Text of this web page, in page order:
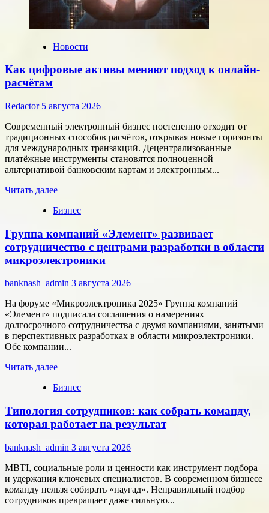
Новости
Как цифровые активы меняют подход к онлайн-
расчётам
Redactor 5 августа 2026
Современный электронный бизнес постепенно отходит от
традиционных способов расчётов, открывая новые горизонты
для международных транзакций. Децентрализованные
платёжные инструменты становятся полноценной
альтернативой банковским картам и электронным...
Читать далееПрочитать
о
цифровые
активы
меняют
подход
онлайн-
Бизнес
Группа компаний «Элемент» развивает
сотрудничество с центрами разработки в области
микроэлектроники
banknash_admin 3 августа 2026
На форуме «Микроэлектроника 2025» Группа компаний
«Элемент» подписала соглашения о намерениях
долгосрочного сотрудничества с двумя компаниями, занятыми
в перспективных разработках в области микроэлектроники.
Обе компании...
Читать далееПрочитать
о
компаний
«Элемент»
развивает
сотрудничество
с
центрами
разработки
в
области
микроэлектроники
Бизнес
Типология сотрудников: как собрать команду,
которая работает на результат
banknash_admin 3 августа 2026
MBTI, социальные роли и ценности как инструмент подбора
и удержания ключевых специалистов. В современном бизнесе
команду нельзя собирать «наугад». Неправильный подбор
сотрудников превращает даже сильную...